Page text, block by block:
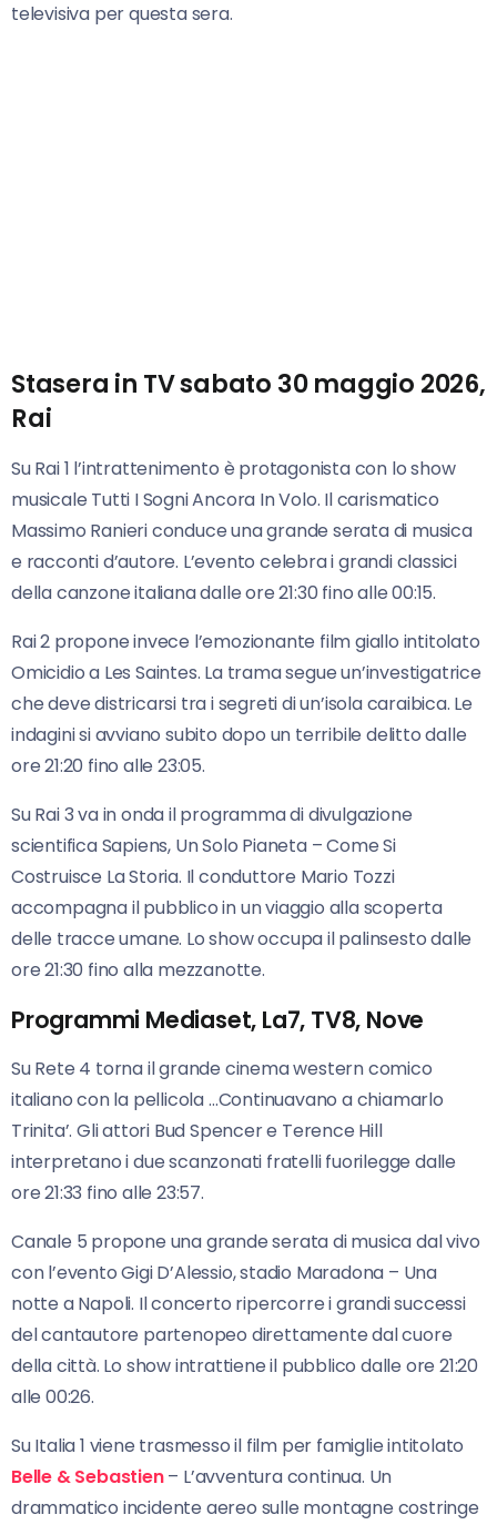
televisiva per questa sera.
Stasera in TV sabato 30 maggio 2026,
Rai
Su Rai 1 l’intrattenimento è protagonista con lo show
musicale Tutti I Sogni Ancora In Volo. Il carismatico
Massimo Ranieri conduce una grande serata di musica
e racconti d’autore. L’evento celebra i grandi classici
della canzone italiana dalle ore 21:30 fino alle 00:15.
Rai 2 propone invece l’emozionante film giallo intitolato
Omicidio a Les Saintes. La trama segue un’investigatrice
che deve districarsi tra i segreti di un’isola caraibica. Le
indagini si avviano subito dopo un terribile delitto dalle
ore 21:20 fino alle 23:05.
Su Rai 3 va in onda il programma di divulgazione
scientifica Sapiens, Un Solo Pianeta – Come Si
Costruisce La Storia. Il conduttore Mario Tozzi
accompagna il pubblico in un viaggio alla scoperta
delle tracce umane. Lo show occupa il palinsesto dalle
ore 21:30 fino alla mezzanotte.
Programmi Mediaset, La7, TV8, Nove
Su Rete 4 torna il grande cinema western comico
italiano con la pellicola …Continuavano a chiamarlo
Trinita’. Gli attori Bud Spencer e Terence Hill
interpretano i due scanzonati fratelli fuorilegge dalle
ore 21:33 fino alle 23:57.
Canale 5 propone una grande serata di musica dal vivo
con l’evento Gigi D’Alessio, stadio Maradona – Una
notte a Napoli. Il concerto ripercorre i grandi successi
del cantautore partenopeo direttamente dal cuore
della città. Lo show intrattiene il pubblico dalle ore 21:20
alle 00:26.
Su Italia 1 viene trasmesso il film per famiglie intitolato
Belle & Sebastien– L’avventura continua. Un
drammatico incidente aereo sulle montagne costringe